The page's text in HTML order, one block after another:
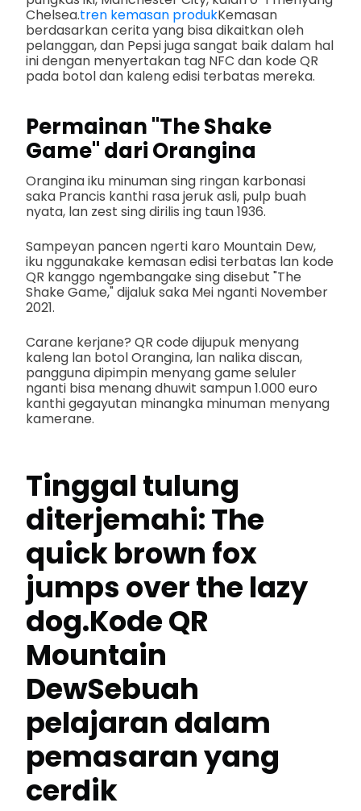
Chelsea.tren kemasan produkKemasan
berdasarkan cerita yang bisa dikaitkan oleh
pelanggan, dan Pepsi juga sangat baik dalam hal
ini dengan menyertakan tag NFC dan kode QR
pada botol dan kaleng edisi terbatas mereka.
Permainan "The Shake
Game" dari Orangina
Orangina iku minuman sing ringan karbonasi
saka Prancis kanthi rasa jeruk asli, pulp buah
nyata, lan zest sing dirilis ing taun 1936.
Sampeyan pancen ngerti karo Mountain Dew,
iku nggunakake kemasan edisi terbatas lan kode
QR kanggo ngembangake sing disebut "The
Shake Game," dijaluk saka Mei nganti November
2021.
Carane kerjane? QR code dijupuk menyang
kaleng lan botol Orangina, lan nalika discan,
pangguna dipimpin menyang game seluler
nganti bisa menang dhuwit sampun 1.000 euro
kanthi gegayutan minangka minuman menyang
kamerane.
Tinggal tulung
diterjemahi: The
quick brown fox
jumps over the lazy
dog.Kode QR
Mountain
DewSebuah
pelajaran dalam
pemasaran yang
cerdik